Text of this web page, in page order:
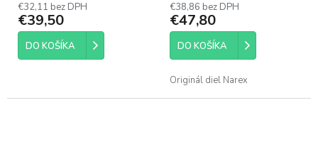
€32,11 bez DPH
€39,50
DO KOŠÍKA
€38,86 bez DPH
€47,80
DO KOŠÍKA
Originál diel Narex